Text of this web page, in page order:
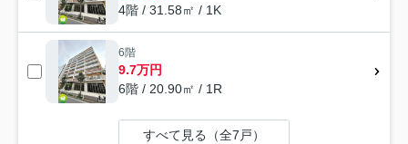
4階 / 31.58㎡ / 1K
6階
9.7万円
6階 / 20.90㎡ / 1R
すべて見る（全7戸）